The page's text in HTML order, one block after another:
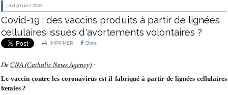
jeudi 30 juillet 2020
Covid-19 : des vaccins produits à partir de lignées
cellulaires issues d'avortements volontaires ?
IMPRIMER Share
De CNA (Catholic News Agency) :
Le vaccin contre les coronavirus est-il fabriqué à partir de lignées cellulaires
fœtales ?